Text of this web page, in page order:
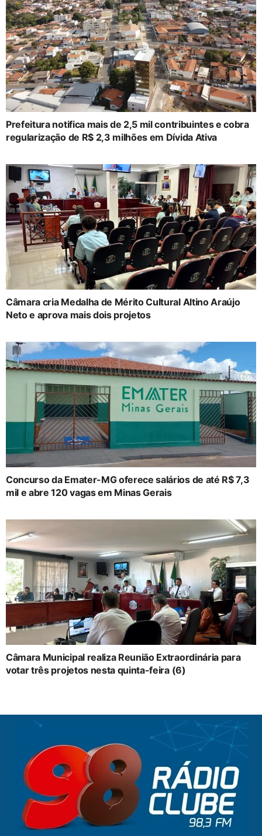
Prefeitura notifica mais de 2,5 mil contribuintes e cobra
regularização de R$ 2,3 milhões em Dívida Ativa
Câmara cria Medalha de Mérito Cultural Altino Araújo
Neto e aprova mais dois projetos
Concurso da Emater-MG oferece salários de até R$ 7,3
mil e abre 120 vagas em Minas Gerais
Câmara Municipal realiza Reunião Extraordinária para
votar três projetos nesta quinta-feira (6)